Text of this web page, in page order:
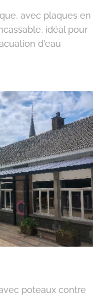
avec plaques en
idéal pour
d'eau
poteaux contre